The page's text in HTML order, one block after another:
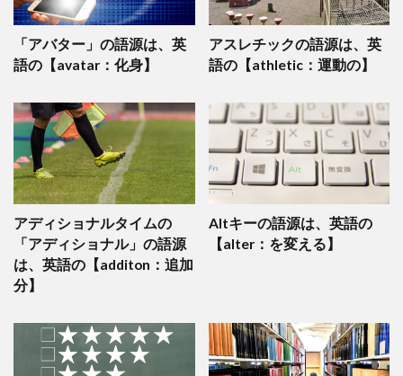
「アバター」の語源は、英
語の【avatar：化身】
アスレチックの語源は、英
語の【athletic：運動の】
アディショナルタイムの
「アディショナル」の語源
は、英語の【additon：追加
分】
Altキーの語源は、英語の
【alter：を変える】